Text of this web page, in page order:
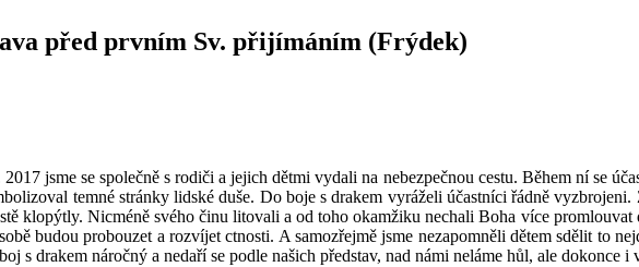
před prvním Sv. přijímáním (Frýdek)
jsme se společně s rodiči a jejich dětmi vydali na nebezpečnou cestu. Během ní se
temné stránky lidské duše. Do boje s drakem vyráželi účastníci řádně
klopýtly. Nicméně svého činu litovali a od toho okamžiku nechali Boha více
budou probouzet a rozvíjet ctnosti. A samozřejmě jsme nezapomněli dětem sdělit to
s drakem náročný a nedaří se podle našich představ, nad námi neláme hůl, ale